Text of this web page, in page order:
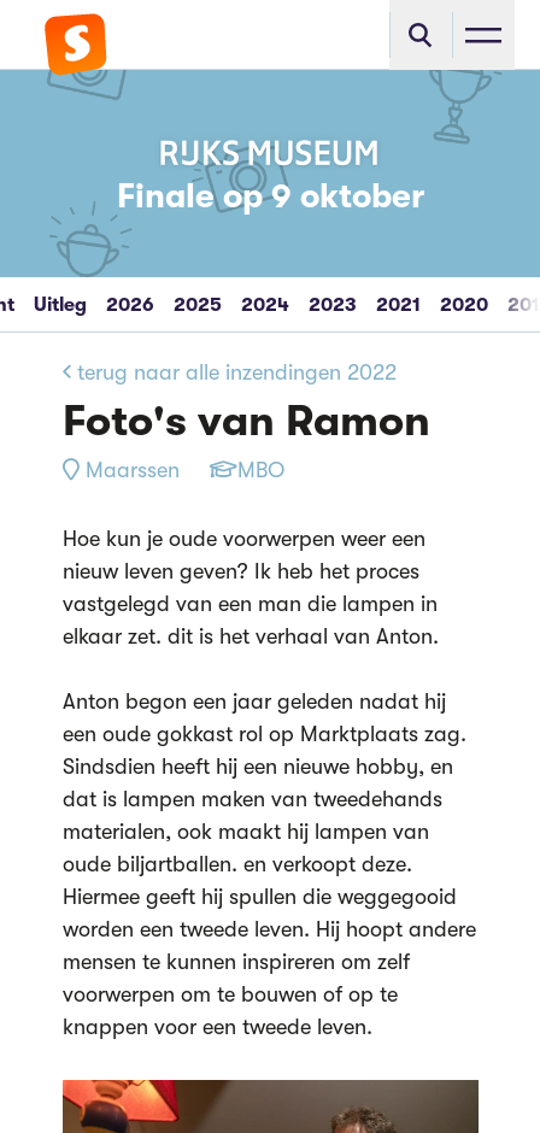
Finale op 9 oktober
Uitleg 2026 2025 2024 2023 2021 2020
terug naar alle inzendingen 2022
Foto's van Ramon
Maarssen MBO
Hoe kun je oude voorwerpen weer een
nieuw leven geven? Ik heb het proces
vastgelegd van een man die lampen in
elkaar zet. dit is het verhaal van Anton.
Anton begon een jaar geleden nadat hij
een oude gokkast rol op Marktplaats zag.
Sindsdien heeft hij een nieuwe hobby, en
dat is lampen maken van tweedehands
materialen, ook maakt hij lampen van
oude biljartballen. en verkoopt deze.
Hiermee geeft hij spullen die weggegooid
worden een tweede leven. Hij hoopt andere
mensen te kunnen inspireren om zelf
voorwerpen om te bouwen of op te
knappen voor een tweede leven.